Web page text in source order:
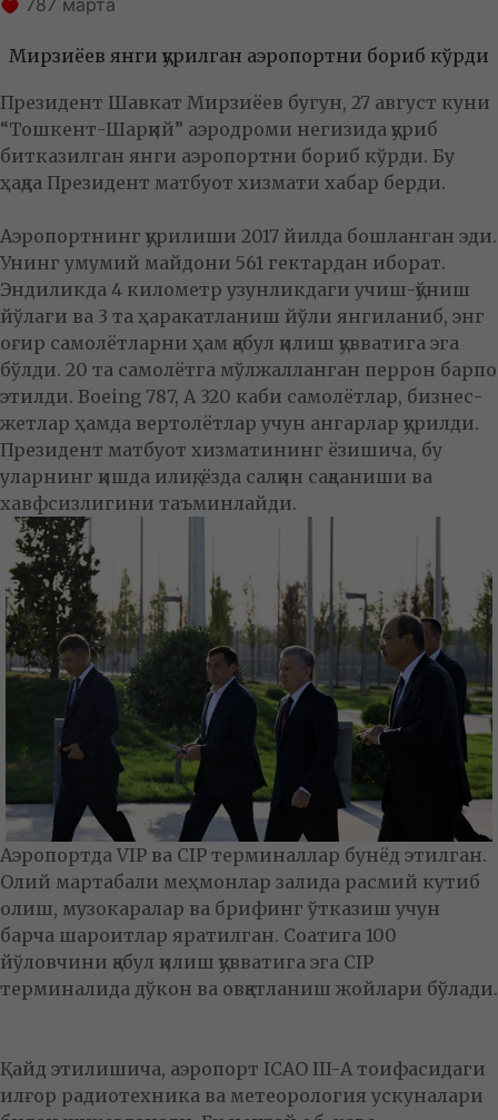
787 марта
Мирзиёев янги қурилган аэропортни бориб кўрди
Президент Шавкат Мирзиёев бугун, 27 август куни
“Тошкент-Шарқий” аэродроми негизида қуриб
битказилган янги аэропортни бориб кўрди. Бу
ҳақда Президент матбуот хизмати хабар берди.
Аэропортнинг қурилиши 2017 йилда бошланган эди.
Унинг умумий майдони 561 гектардан иборат.
Эндиликда 4 километр узунликдаги учиш-қўниш
йўлаги ва 3 та ҳаракатланиш йўли янгиланиб, энг
оғир самолётларни ҳам қабул қилиш қувватига эга
бўлди. 20 та самолётга мўлжалланган перрон барпо
этилди. Boeing 787, А 320 каби самолётлар, бизнес-
жетлар ҳамда вертолётлар учун ангарлар қурилди.
Президент матбуот хизматининг ёзишича, бу
уларнинг қишда илиқ, ёзда салқин сақланиши ва
хавфсизлигини таъминлайди.
Аэропортда VIP ва CIP терминаллар бунёд этилган.
Олий мартабали меҳмонлар залида расмий кутиб
олиш, музокаралар ва брифинг ўтказиш учун
барча шароитлар яратилган. Соатига 100
йўловчини қабул қилиш қувватига эга CIP
терминалида дўкон ва овқатланиш жойлари бўлади.
Қайд этилишича, аэропорт ICAO III-А тоифасидаги
илғор радиотехника ва метеорология ускуналари